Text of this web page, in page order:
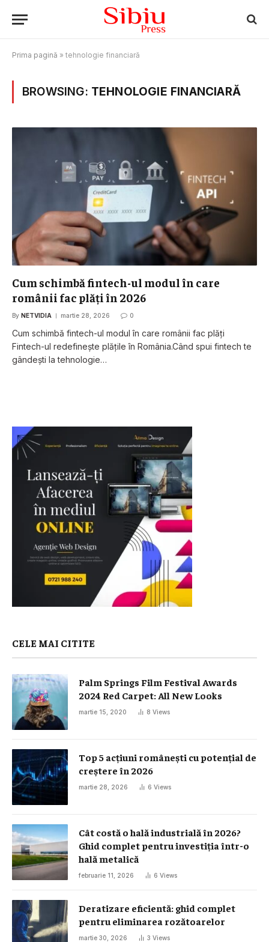
Prima pagină » tehnologie financiară
BROWSING: TEHNOLOGIE FINANCIARĂ
Cum schimbă fintech-ul modul în care
românii fac plăți în 2026
By NETVIDIA martie 28, 2026 0
Cum schimbă fintech-ul modul în care românii fac plăți
Fintech-ul redefinește plățile în România.Când spui fintech te
gândești la tehnologie…
CELE MAI CITITE
Palm Springs Film Festival Awards
2024 Red Carpet: All New Looks
martie 15, 2020 8 Views
Top 5 acțiuni românești cu potențial de
creștere în 2026
martie 28, 2026 6 Views
Cât costă o hală industrială în 2026?
Ghid complet pentru investiția într-o
hală metalică
februarie 11, 2026 6 Views
Deratizare eficientă: ghid complet
pentru eliminarea rozătoarelor
martie 30, 2026 3 Views